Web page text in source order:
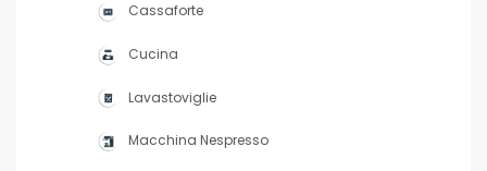
Cassaforte
Cucina
Lavastoviglie
Macchina Nespresso